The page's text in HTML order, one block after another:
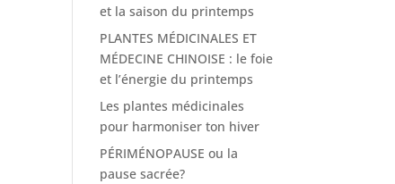
et la saison du printemps
PLANTES MÉDICINALES ET
MÉDECINE CHINOISE : le foie
et l’énergie du printemps
Les plantes médicinales
pour harmoniser ton hiver
PÉRIMÉNOPAUSE ou la
pause sacrée?